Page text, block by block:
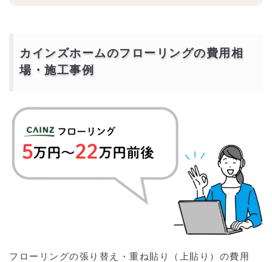
カインズホームのフローリングの費用相
場・施工事例
フローリングの張り替え・重ね貼り（上貼り）の費用